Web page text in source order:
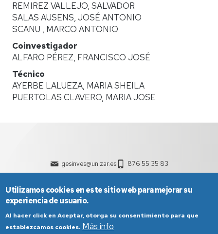
REMIREZ VALLEJO, SALVADOR
SALAS AUSENS, JOSÉ ANTONIO
SCANU , MARCO ANTONIO
Coinvestigador
ALFARO PÉREZ, FRANCISCO JOSÉ
Técnico
AYERBE LALUEZA, MARIA SHEILA
PUERTOLAS CLAVERO, MARIA JOSE
gesinves@unizar.es 876 55 35 83
Utilizamos cookies en este sitio web para mejorar su
experiencia de usuario.
Al hacer click en Aceptar, otorga su consentimiento para que
establezcamos cookies. Más info